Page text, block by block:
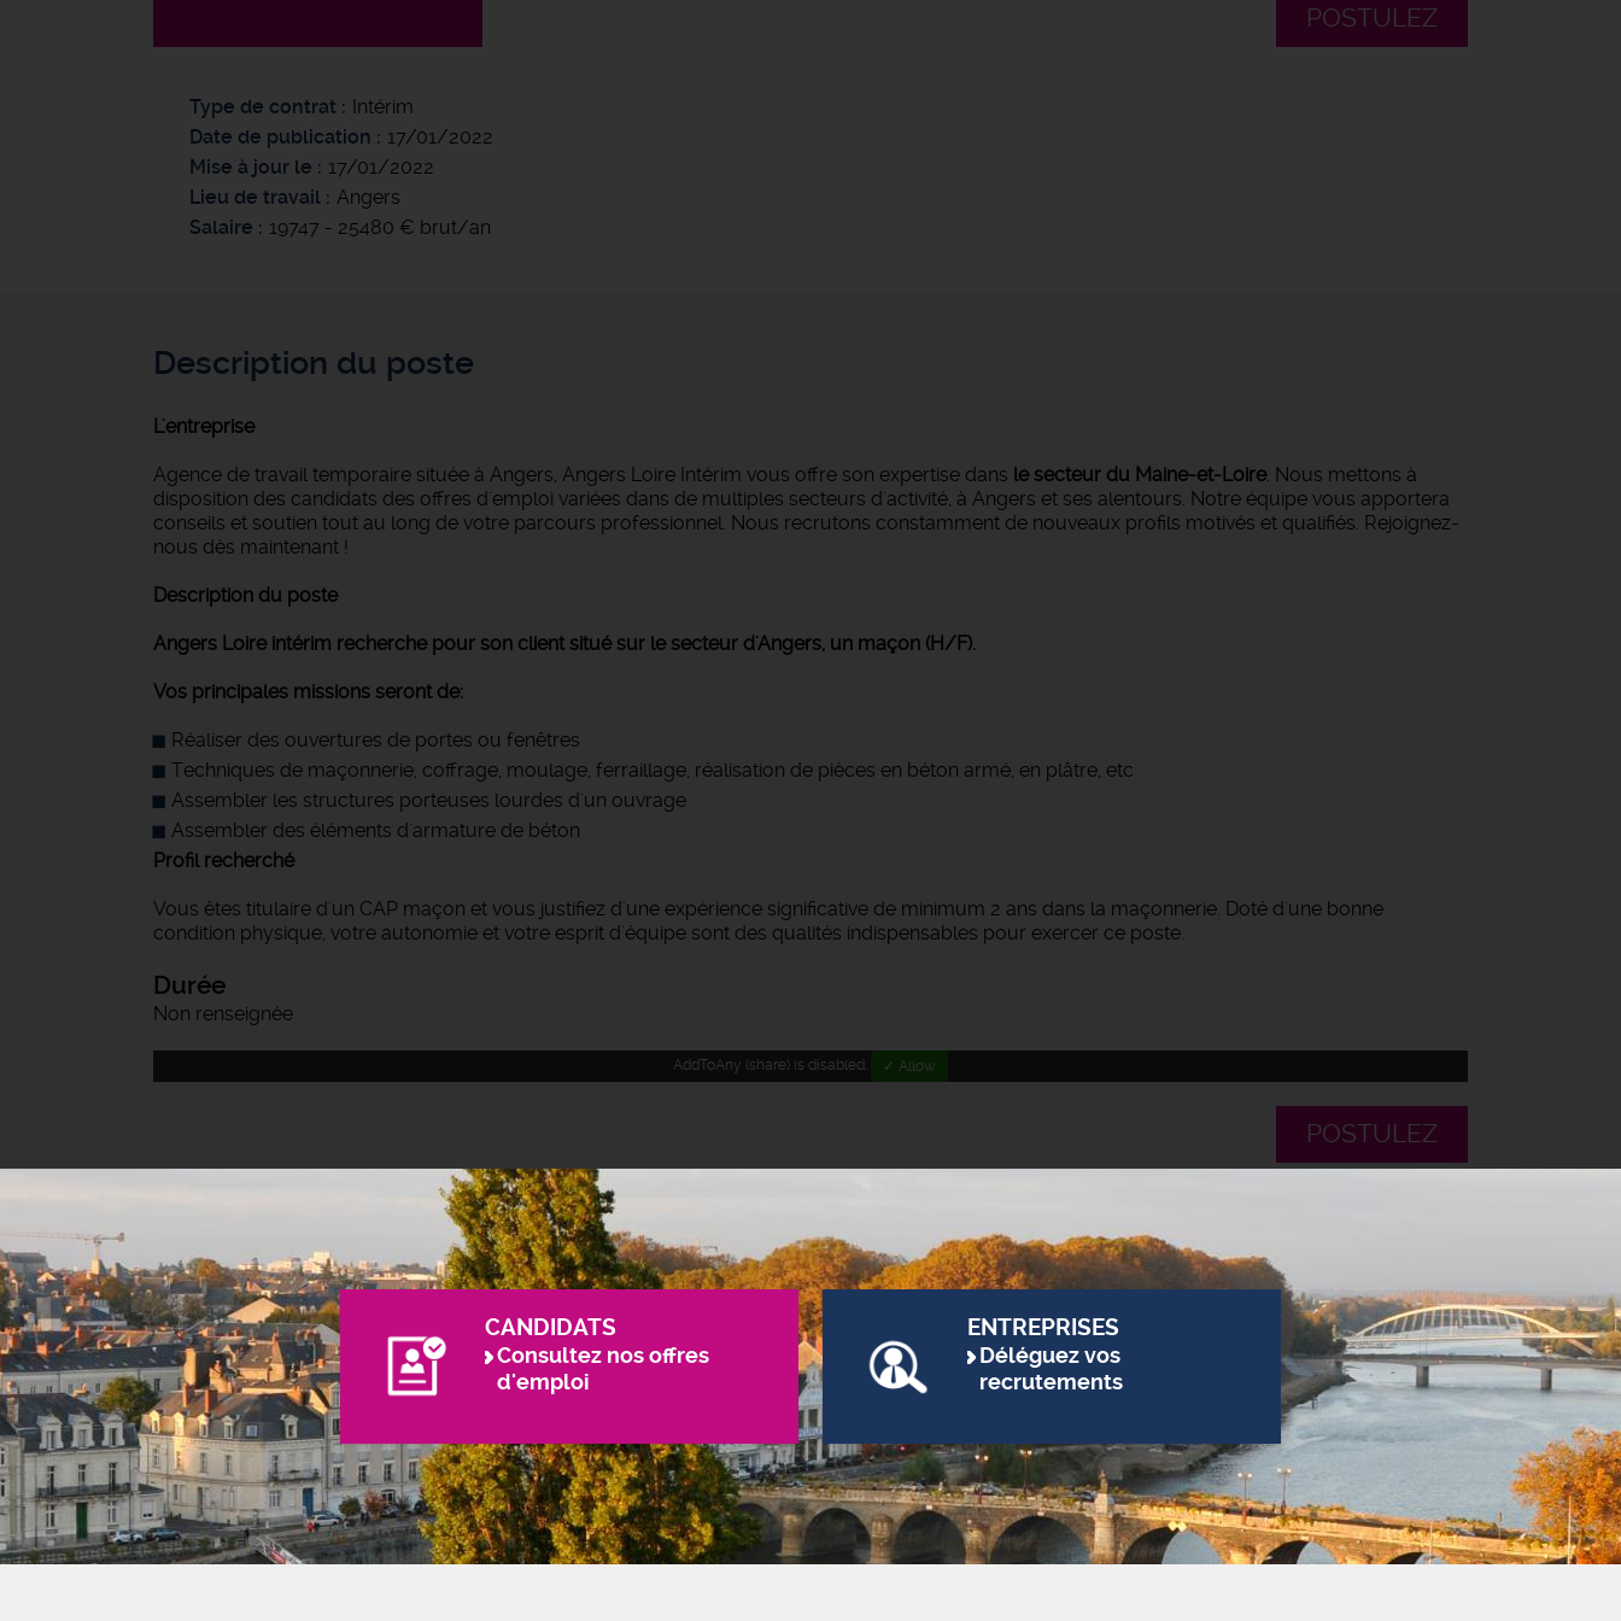
POSTULEZ
Type de contrat
Intérim
Date de publication
17/01/2022
Mise à jour le
17/01/2022
Lieu de travail
Angers
Salaire
19747 - 25480 € brut/an
Description du poste
L'entreprise
Agence de travail temporaire située à Angers, Angers Loire Intérim vous offre son expertise dans le secteur du Maine-et-Loire. Nous mettons à
disposition des candidats des offres d'emploi variées dans de multiples secteurs d'activité, à Angers et ses alentours. Notre équipe vous apportera
conseils et soutien tout au long de votre parcours professionnel. Nous recrutons constamment de nouveaux profils motivés et qualifiés. Rejoignez-
nous dès maintenant !
Description du poste
Angers Loire intérim recherche pour son client situé sur le secteur d'Angers, un maçon (H/F).
Vos principales missions seront de:
Réaliser des ouvertures de portes ou fenêtres
Techniques de maçonnerie, coffrage, moulage, ferraillage, réalisation de pièces en béton armé, en plâtre, etc
Assembler les structures porteuses lourdes d'un ouvrage
Assembler des éléments d'armature de béton
Profil recherché
Vous êtes titulaire d'un CAP maçon et vous justifiez d'une expérience significative de minimum 2 ans dans la maçonnerie. Doté d'une bonne
condition physique, votre autonomie et votre esprit d'équipe sont des qualités indispensables pour exercer ce poste.
Durée
Non renseignée
AddToAny (share) is disabled. ✓ Allow
POSTULEZ
CANDIDATS
Consultez nos offres
d'emploi
ENTREPRISES
Déléguez vos
recrutements